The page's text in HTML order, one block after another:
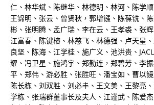
仁、林华斌、陈继华、林德明、林河、陈学
王锦明、张云、曾贤秋，郭增镪、陈葆铣、
彬、张明腾、孟广瑞、李在云、王孝裘、张
江富春、陈键榕、林慈飞、林德强、卢天星
良坚、陈海、江学桂、施广义、池洪贵、
耀、冯卫星、施鸿宇、郑勤连，郑碧芳、李
平、郑伟、游必胜、张胜旺、潘宝如、曹以
陈长栋、刘双胜、刘必丰、王文美、王黎亮
学栋、张瑞群董事长及夫人、江谨武、陈爱